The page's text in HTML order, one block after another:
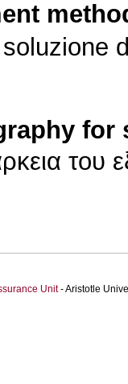
for
του
Unit- Aristotle